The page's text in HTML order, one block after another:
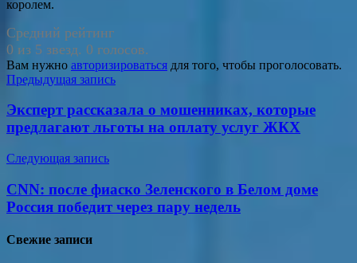
королем.
Средний рейтинг
0 из 5 звезд. 0 голосов.
Вам нужно авторизироваться для того, чтобы проголосовать.
Навигация
по
записям
Предыдущая запись
Эксперт рассказала о мошенниках, которые
предлагают льготы на оплату услуг ЖКХ
Следующая запись
CNN: после фиаско Зеленского в Белом доме
Россия победит через пару недель
Свежие записи